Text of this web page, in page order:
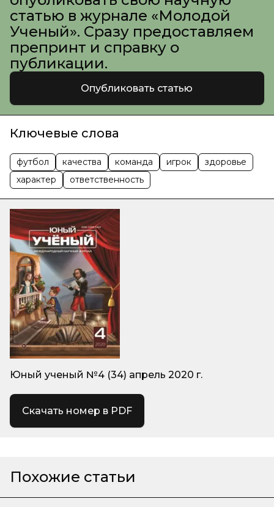
статью в журнале «Молодой
Ученый». Сразу предоставляем
препринт и справку о
публикации.
Опубликовать статью
Ключевые слова
футбол качества команда игрок
здоровье
характер
ответственность
Юный ученый №4 (34) апрель 2020 г.
Скачать номер в PDF
Похожие статьи